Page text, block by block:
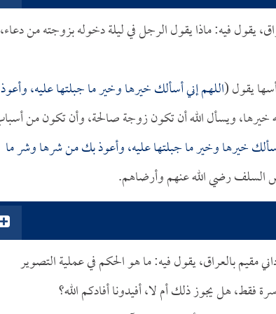
يقول فيه: ماذا يقول الرجل في ليلة دخوله بزوجته من دعاء،
يقول (اللهم إني أسألك خيرها وخير ما جبلتها عليه، وأعوذ
خيرها، ويسأل الله أن تكون زوجة صالحة، وأن تكون من
خيرها وخير ما جبلتها عليه، وأعوذ بك من شرها وشر ما
السلف رضي الله عنهم وأرضاهم.
بالعراق، يقول فيه: ما هو الحكم في عملية التصوير
فقط، هل يجوز ذلك أم لا، أفيدونا أفادكم الله؟